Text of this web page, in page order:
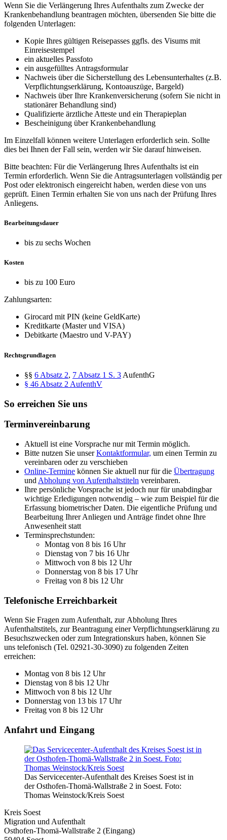
Wenn Sie die Verlängerung Ihres Aufenthalts zum Zwecke der
Krankenbehandlung beantragen möchten, übersenden Sie bitte die
folgenden Unterlagen:
Kopie Ihres gültigen Reisepasses ggfls. des Visums mit
Einreisestempel
ein aktuelles Passfoto
ein ausgefülltes Antragsformular
Nachweis über die Sicherstellung des Lebensunterhaltes (z.B.
Verpflichtungserklärung, Kontoauszüge, Bargeld)
Nachweis über Ihre Krankenversicherung (sofern Sie nicht in
stationärer Behandlung sind)
Qualifizierte ärztliche Atteste und ein Therapieplan
Bescheinigung über Krankenbehandlung
Im Einzelfall können weitere Unterlagen erforderlich sein. Sollte
dies bei Ihnen der Fall sein, werden wir Sie darauf hinweisen.
Bitte beachten: Für die Verlängerung Ihres Aufenthalts ist ein
Termin erforderlich. Wenn Sie die Antragsunterlagen vollständig per
Post oder elektronisch eingereicht haben, werden diese von uns
geprüft. Einen Termin erhalten Sie von uns nach der Prüfung Ihres
Anliegens.
Bearbeitungsdauer
bis zu sechs Wochen
Kosten
bis zu 100 Euro
Zahlungsarten:
Girocard mit PIN (keine GeldKarte)
Kreditkarte (Master und VISA)
Debitkarte (Maestro und V-PAY)
Rechtsgrundlagen
§§ 6 Absatz 2, 7 Absatz 1 S. 3 AufenthG
§ 46 Absatz 2 AufenthV
So erreichen Sie uns
Terminvereinbarung
Aktuell ist eine Vorsprache nur mit Termin möglich.
Bitte nutzen Sie unserKontaktformular, um einen Termin zu
vereinbaren oder zu verschieben
Online-Termine können Sie aktuell nur für die Übertragung
und Abholung von Aufenthaltstiteln vereinbaren.
Ihre persönliche Vorsprache ist jedoch nur für unabdingbar
wichtige Erledigungen notwendig – wie zum Beispiel für die
Erfassung biometrischer Daten. Die eigentliche Prüfung und
Bearbeitung Ihrer Anliegen und Anträge findet ohne Ihre
Anwesenheit statt
Terminsprechstunden:
Montag von 8 bis 16 Uhr
Dienstag von 7 bis 16 Uhr
Mittwoch von 8 bis 12 Uhr
Donnerstag von 8 bis 17 Uhr
Freitag von 8 bis 12 Uhr
Telefonische Erreichbarkeit
Wenn Sie Fragen zum Aufenthalt, zur Abholung Ihres
Aufenthaltstitels, zur Beantragung einer Verpflichtungserklärung zu
Besuchszwecken oder zum Integrationskurs haben, können Sie
uns telefonisch (Tel. 02921-30-3090) zu folgenden Zeiten
erreichen:
Montag von 8 bis 12 Uhr
Dienstag von 8 bis 12 Uhr
Mittwoch von 8 bis 12 Uhr
Donnerstag von 13 bis 17 Uhr
Freitag von 8 bis 12 Uhr
Anfahrt und Eingang
Das Servicecenter-Aufenthalt des Kreises Soest ist in
der Osthofen-Thomä-Wallstraße 2 in Soest. Foto:
Thomas Weinstock/Kreis Soest
Kreis Soest
Migration und Aufenthalt
Osthofen-Thomä-Wallstraße 2 (Eingang)